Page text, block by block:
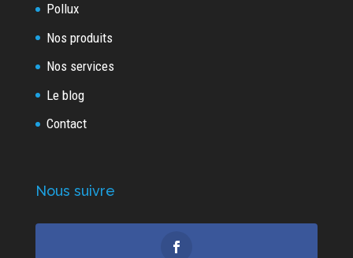
Pollux
Nos produits
Nos services
Le blog
Contact
Nous suivre